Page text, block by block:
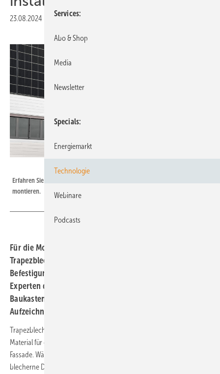
23.08.2024 Druckvorschau
Erfahren Sie im Webinar, wie Sie Solaranlagen an Trapezblechfassaden
montieren.
Für die Montage von Solaranlagen an
Trapezblechfassaden hat K2 Systems ein System mit zwei
Befestigungsvarianten entwickelt. Im Webinar zeigen die
Experten des Unternehmens, wie das skalierbare
Baukastensystem geplant und montiert wird. Die
Aufzeichnung steht jetzt kostenlos bereit.
Trapezblech- und auch Wellblech ist bei Gewerbebauten ein gängiges
Material für die Außenhülle – sowohl auf dem Dach als auch an der
Fassade. Während der Bau von Photovoltaikanlagen auf die
blecherne Dachhaut inzwischen für Installateure, Planer und
Services
Abo & Shop
Media
Newsletter
Specials
Energiemarkt
Technologie
Webinare
Podcasts